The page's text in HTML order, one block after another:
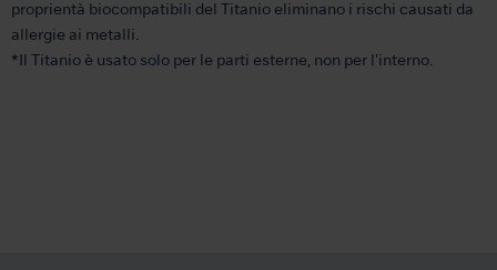
proprientà biocompatibili del Titanio eliminano i rischi causati da
allergie ai metalli.
*Il Titanio è usato solo per le parti esterne, non per l'interno.